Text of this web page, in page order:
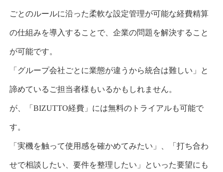
ごとのルールに沿った柔軟な設定管理が可能な経費精算
の仕組みを導入することで、企業の問題を解決すること
が可能です。
「グループ会社ごとに業態が違うから統合は難しい」と
諦めているご担当者様もいるかもしれません。
が、「BIZUTTO経費」には無料のトライアルも可能で
す。
「実機を触って使用感を確かめてみたい」、「打ち合わ
せで相談したい、要件を整理したい」といった要望にも